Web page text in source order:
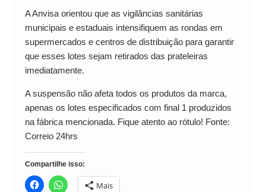
A Anvisa orientou que as vigilâncias sanitárias
municipais e estaduais intensifiquem as rondas em
supermercados e centros de distribuição para garantir
que esses lotes sejam retirados das prateleiras
imediatamente.
A suspensão não afeta todos os produtos da marca,
apenas os lotes especificados com final 1 produzidos
na fábrica mencionada. Fique atento ao rótulo! Fonte:
Correio 24hrs
Compartilhe isso:
Mais